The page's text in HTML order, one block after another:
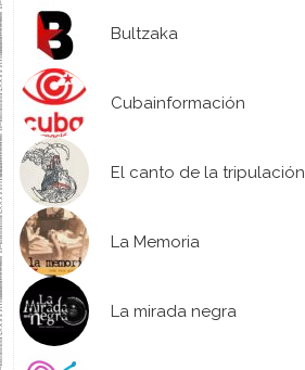
Bultzaka
Cubainformación
El canto de la tripulación
La Memoria
La mirada negra